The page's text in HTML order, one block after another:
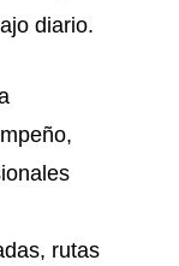
diario.
rutas